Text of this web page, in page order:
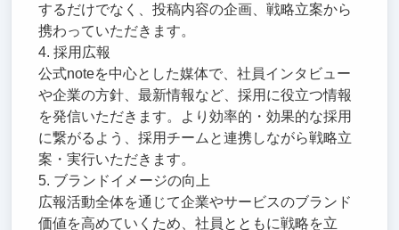
するだけでなく、投稿内容の企画、戦略立案から
携わっていただきます。
4. 採用広報
公式noteを中心とした媒体で、社員インタビュー
や企業の方針、最新情報など、採用に役立つ情報
を発信いただきます。より効率的・効果的な採用
に繋がるよう、採用チームと連携しながら戦略立
案・実行いただきます。
5. ブランドイメージの向上
広報活動全体を通じて企業やサービスのブランド
価値を高めていくため、社員とともに戦略を立